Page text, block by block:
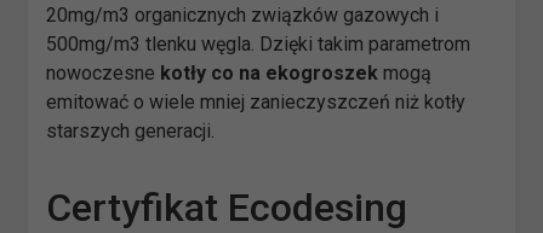
20mg/m3 organicznych związków gazowych i
500mg/m3 tlenku węgla. Dzięki takim parametrom
nowoczesne kotły co na ekogroszek mogą
emitować o wiele mniej zanieczyszczeń niż kotły
starszych generacji.
Certyfikat Ecodesing